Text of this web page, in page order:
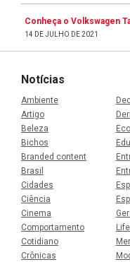
Conheça o Volkswagen
14 DE JULHO DE 2021
Notícias
Ambiente
Artigo
Beleza
Bichos
Branded content
Brasil
Cidades
Ciência
Cinema
Comportamento
Cotidiano
Crônicas